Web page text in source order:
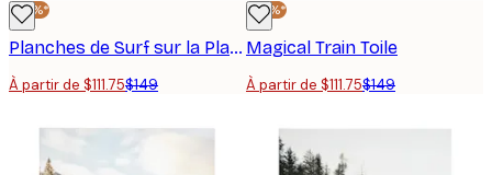
-25%*
Planches de Surf sur la Plage Toile
À partir de $111.75$149
-25%*
Magical Train Toile
À partir de $111.75$149